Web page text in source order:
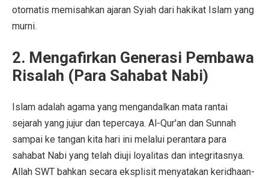
otomatis memisahkan ajaran Syiah dari hakikat Islam yang
murni.
2. Mengafirkan Generasi Pembawa
Risalah (Para Sahabat Nabi)
Islam adalah agama yang mengandalkan mata rantai
sejarah yang jujur dan tepercaya. Al-Qur'an dan Sunnah
sampai ke tangan kita hari ini melalui perantara para
sahabat Nabi yang telah diuji loyalitas dan integritasnya.
Allah SWT bahkan secara eksplisit menyatakan keridhaan-